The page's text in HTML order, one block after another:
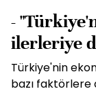
-
ilerleriye
Türkiye'nin
bazı faktörlere